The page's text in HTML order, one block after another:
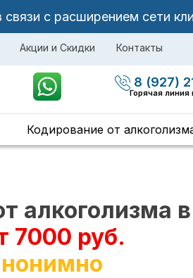
с расширением сети
Акции и Скидки Контакты
8 (927)
Горячая
Кодирование от
алкоголизма в
7000 руб.